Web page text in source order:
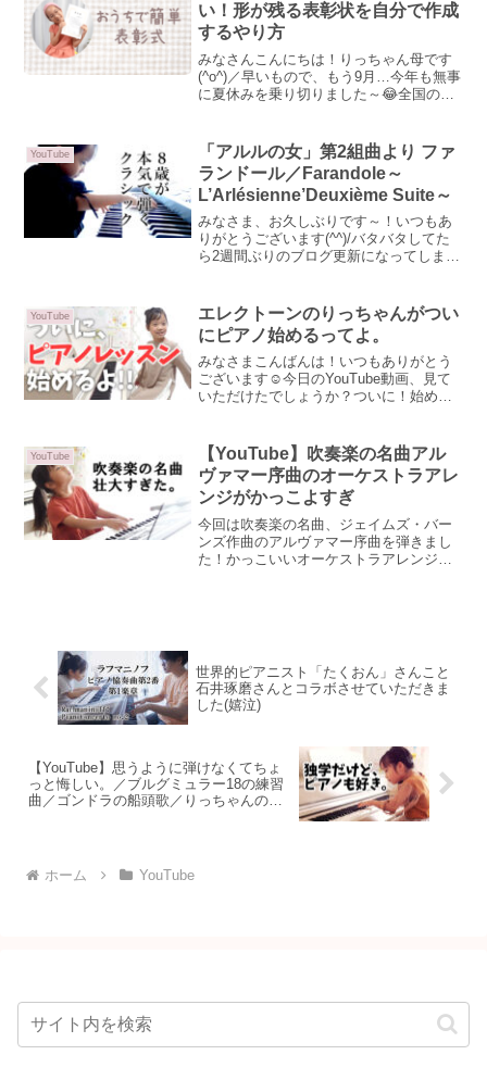
い！形が残る表彰状を自分で作成
するやり方
みなさんこんにちは！りっちゃん母です
(^o^)／早いもので、もう9月…今年も無事
に夏休みを乗り切りました～😂全国のご
裕もなく、練習！練習！練習！…でした
😅夏休みだけでは...
YouTube
「アルルの女」第2組曲より ファ
ランドール／Farandole～
L’Arlésienne’Deuxième Suite～
みなさま、お久しぶりです～！いつもあ
りがとうございます(^^)/バタバタしてた
ら2週間ぶりのブログ更新になってしまい
ぎたのでお蔵入りになりました(笑)いつ
か…こんなこと...
YouTube
エレクトーンのりっちゃんがつい
にピアノ始めるってよ。
みなさまこんばんは！いつもありがとう
ございます☺今日のYouTube動画、見て
いただけたでしょうか？ついに！始める
ン専攻娘が通っている、ヤマハ音楽教
室。"音楽教室"と...
YouTube
【YouTube】吹奏楽の名曲アル
ヴァマー序曲のオーケストラアレ
ンジがかっこよすぎ
今回は吹奏楽の名曲、ジェイムズ・バー
ンズ作曲のアルヴァマー序曲を弾きまし
た！かっこいいオーケストラアレンジの
世界的ピアニスト「たくおん」さんこと
石井琢磨さんとコラボさせていただきま
した(嬉泣)
【YouTube】思うように弾けなくてちょ
っと悔しい。／ブルグミュラー18の練習
曲／ゴンドラの船頭歌／りっちゃんの音
ホーム YouTube